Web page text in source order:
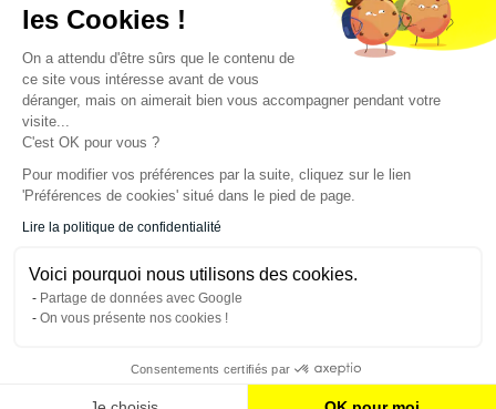
les Cookies !
On a attendu d'être sûrs que le contenu de
ce site vous intéresse avant de vous
déranger, mais on aimerait bien vous accompagner pendant votre
visite...
C'est OK pour vous ?
Pour modifier vos préférences par la suite, cliquez sur le lien
'Préférences de cookies' situé dans le pied de page.
Lire la politique de confidentialité
Voici pourquoi nous utilisons des cookies.
Partage de données avec Google
On vous présente nos cookies !
Consentements certifiés par
AJOUTER AU PANIER
Enregistrez vous à la newsletter
Restez à l'actualité sur nos produits et les offres du
moment
NOS SERVICES
INFORMATIONS
CONTACT